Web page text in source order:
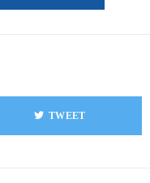
TWEET